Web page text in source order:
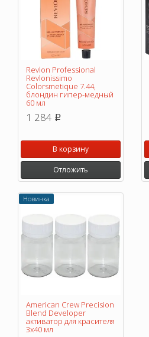
Revlon Professional
Revlonissimo
Colorsmetique 7.44,
блондин гипер-медный
60 мл
1 284 p
В корзину
Отложить
Новинка
American Crew Precision
Blend Developer
активатор для красителя
3x40 мл